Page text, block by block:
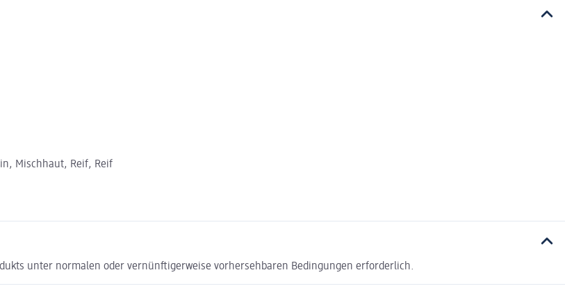
Mischhaut, Reif, Reif
unter normalen oder vernünftigerweise vorhersehbaren Bedingungen erforderlich.